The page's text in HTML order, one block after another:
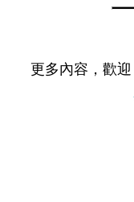
更多內容，歡迎